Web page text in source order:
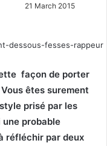
l
w
o
n
X
d
n
e
m
a
i
21 March 2015
façon de porter
êtes surement
prisé par les
une probable
réfléchir par deux